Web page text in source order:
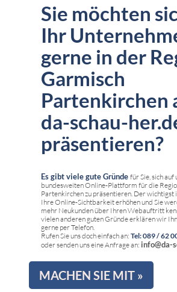
Sie möchten
Ihr
gerne in der
Garmisch
Partenkirchen
da-schau-
präsentieren?
Es gibt viele gute Gründe für Sie, sich auf
bundesweiten Online-Plattform für die
Partenkirchen zu präsentieren. Der wichtigst
Ihre Online-Sichtbarkeit erhöhen und Sie
mehr Neukunden über Ihren Webauftritt
vielen anderen guten Gründe erklären wir
gerne per Telefon.
Rufen Sie uns doch einfach an: Tel: 089 / 62
oder senden uns eine Anfrage an: info@da-
MACHEN SIE MIT »